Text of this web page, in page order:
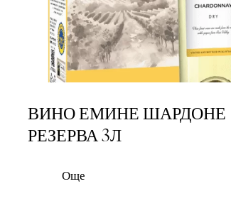
ВИНО ЕМИНЕ ШАРДОНЕ
РЕЗЕРВА 3Л
Още